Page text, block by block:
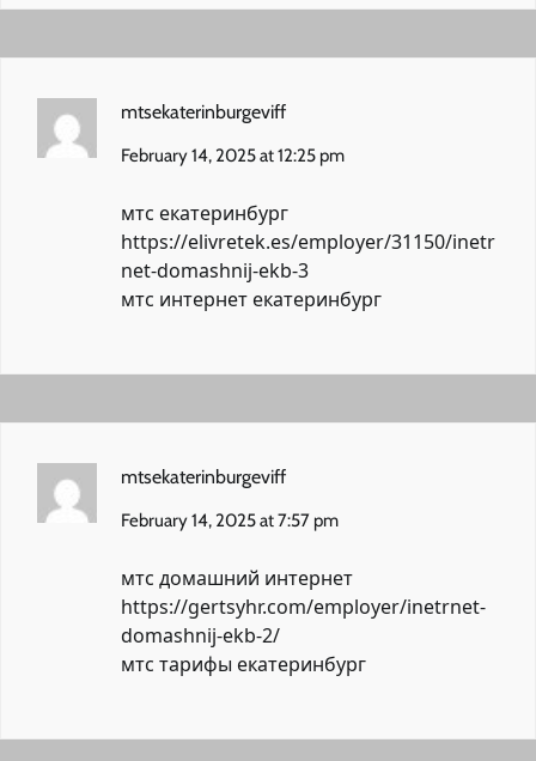
mtsekaterinburgeviff
February 14, 2025 at 12:25 pm
мтс екатеринбург
https://elivretek.es/employer/31150/inetr
net-domashnij-ekb-3
мтс интернет екатеринбург
mtsekaterinburgeviff
February 14, 2025 at 7:57 pm
мтс домашний интернет
https://gertsyhr.com/employer/inetrnet-
domashnij-ekb-2/
мтс тарифы екатеринбург